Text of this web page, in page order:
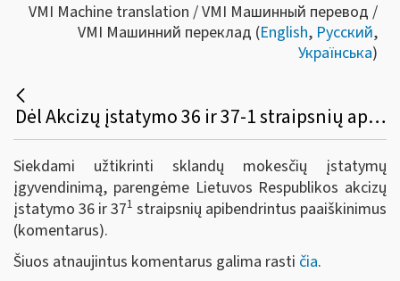
VMI Machine translation / VMI Машинный перевод /
VMI Машинний переклад (English, Русский,
Українська)
Dėl Akcizų įstatymo 36 ir 37-1 straipsnių apibendrintų paaiškinimų (komentarų) parengimo
Siekdami užtikrinti sklandų mokesčių įstatymų
įgyvendinimą, parengėme Lietuvos Respublikos akcizų
įstatymo 36 ir 371 straipsnių apibendrintus paaiškinimus
(komentarus).
Šiuos atnaujintus komentarus galima rasti čia.